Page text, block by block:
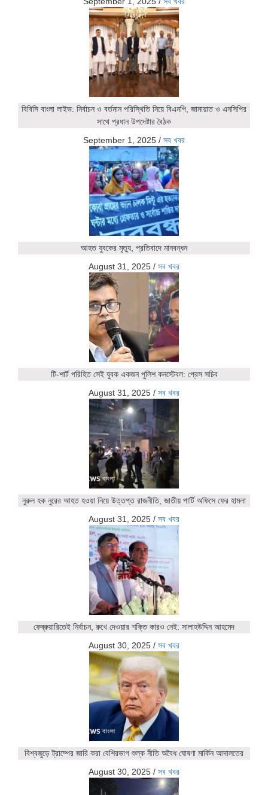
বিবিসি বাংলা লাইভ: নির্বাচন ও বর্তমান পরিস্থিতি নিয়ে বিএনপি, জামায়াত ও এনসিপির
সাথে প্রধান উপদেষ্টার বৈঠক
September 1, 2025 / সব খবর
আহত যুবকের মৃত্যু, প্রতিবাদে মানবন্ধন
August 31, 2025 / সব খবর
টি-শার্ট পরিহিত সেই যুবক একজন পুলিশ কনস্টেবল: প্রেস সচিব
August 31, 2025 / সব খবর
নুরুল হক নুরের আহত হওয়া নিয়ে উত্তপ্ত রাজনীতি, জাতীয় পার্টি অফিসে ফের হামলা
August 31, 2025 / সব খবর
ফেব্রুয়ারিতেই নির্বাচন, রুখে দেওয়ার শক্তি কারও নেই: সালাহউদ্দিন আহমেদ
August 30, 2025 / সব খবর
বিশ্বজুড়ে ট্রাম্পের জারি করা বেশিরভাগ শুল্ক নীতি অবৈধ ঘোষণা মার্কিন আদালতের
August 30, 2025 / সব খবর